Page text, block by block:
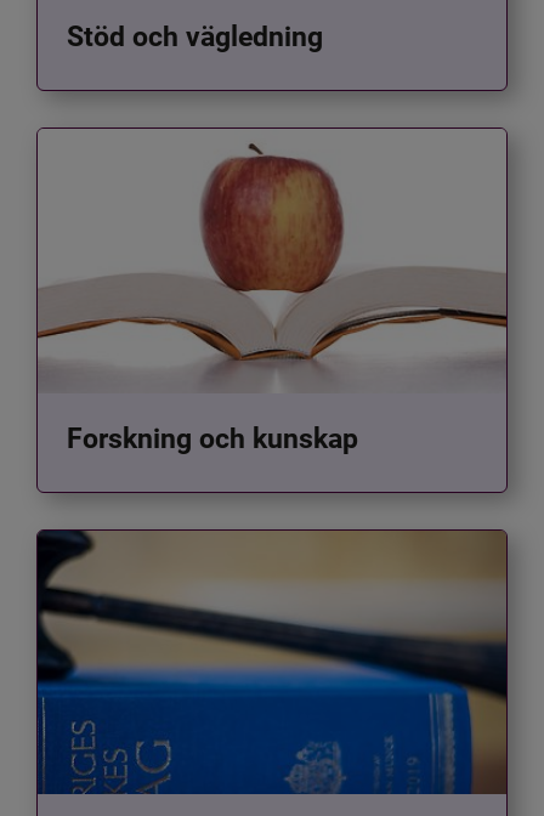
Stöd och vägledning
Forskning och kunskap